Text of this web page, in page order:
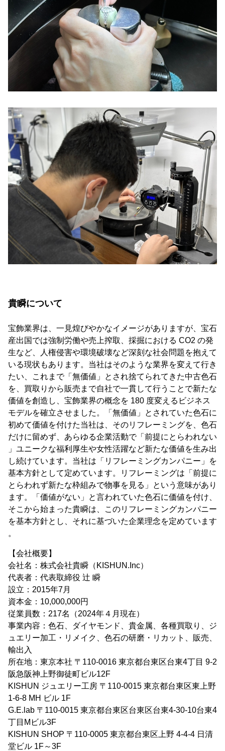
貴瞬について
宝飾業界は、一見煌びやかなイメージがありますが、宝石
産出国では強制労働や売上搾取、採掘における CO2 の発
生など、人権侵害や環境破壊など深刻な社会問題を抱えて
いる現状もあります。当社はそのような業界を変えて行き
たい、これまで「無価値」とされ捨てられてきた中古色石
を、買取りから販売まで自社で一貫して行うことで新たな
価値を創造し、宝飾業界の概念を 180 度変えるビジネス
モデルを確立させました。「無価値」とされていた色石に
初めて価値を付けた当社は、そのリフレーミングを、色石
だけに留めず、あらゆる企業活動で「前提にとらわれない
」ユニークな福利厚生や女性活躍など新たな価値を生み出
し続けています。当社は「リフレーミングカンパニー」を
基本方針として定めています。リフレーミングは「前提に
とらわれず新たな枠組みで物事を見る」という意味があり
ます。「価値がない」と言われていた色石に価値を付け、
そこから始まった貴瞬は、このリフレーミングカンパニー
を基本方針とし、それに基づいた企業理念を定めています
。
【会社概要】
会社名：株式会社貴瞬（KISHUN.Inc）
代表者：代表取締役 辻 瞬
設立：2015年7月
資本金：10,000,000円
従業員数：217名（2024年４月現在）
事業内容：色石、ダイヤモンド、貴金属、各種買取り、ジ
ュエリー加工・リメイク、色石の研磨・リカット、販売、
輸出入
所在地：東京本社 〒110-0016 東京都台東区台東4丁目 9-2
阪急阪神上野御徒町ビル12F
KISHUN ジュエリー工房 〒110-0015 東京都台東区東上野
1-6-8 MH ビル 1F
G.E.lab 〒110-0015 東京都台東区台東区台東4-30-10台東4
丁目Mビル3F
KISHUN SHOP 〒110-0005 東京都台東区上野 4-4-4 日清
堂ビル 1F～3F